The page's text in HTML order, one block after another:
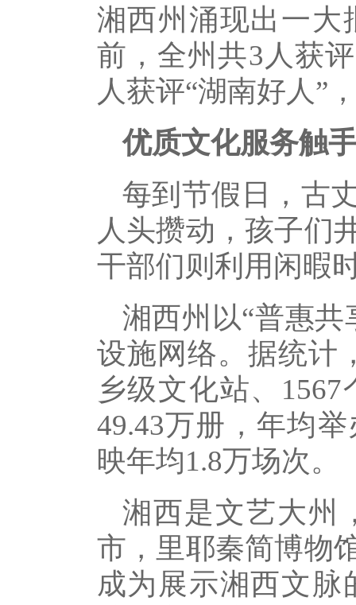
湘西州涌现出一大
前，全州共3人获
人获评“湖南好人”
优质文化服务触
每到节假日，古
人头攒动，孩子们
干部们则利用闲暇
湘西州以“普惠
设施网络。据统计
乡级文化站、
49.43万册，年均
映年均1.8万场次。
湘西是文艺大州
市，里耶秦简博物
成为展示湘西文